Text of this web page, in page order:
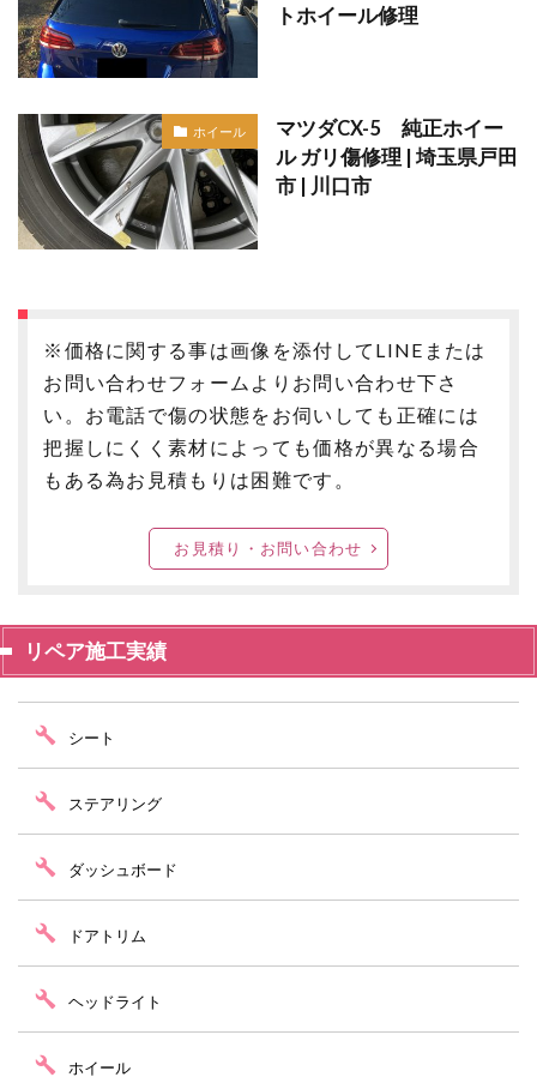
トホイール修理
ホイール
マツダCX-5 純正ホイー
ル ガリ傷修理 | 埼玉県戸田
市 | 川口市
※価格に関する事は画像を添付してLINEまたは
お問い合わせフォームよりお問い合わせ下さ
い。お電話で傷の状態をお伺いしても正確には
把握しにくく素材によっても価格が異なる場合
もある為お見積もりは困難です。
お見積り・お問い合わせ
リペア施工実績
シート
ステアリング
ダッシュボード
ドアトリム
ヘッドライト
ホイール